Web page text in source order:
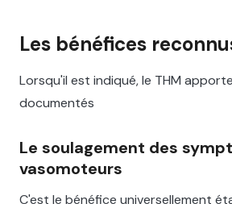
Les bénéfices
Lorsqu'il est indiqué, le THM
documentés
Le soulagement des
vasomoteurs
C'est le bénéfice universellement